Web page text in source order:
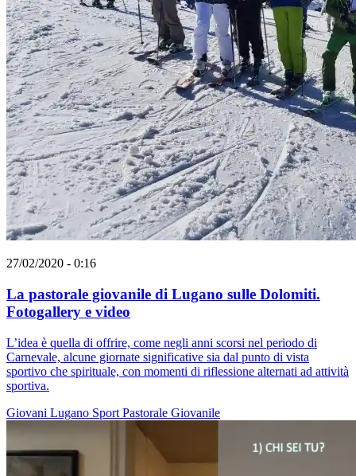
27/02/2020 - 0:16
La pastorale giovanile di Lugano sulle Dolomiti.
Fotogallery e video
L’idea è quella di offrire, come negli anni scorsi nel periodo di
Carnevale, alcune giornate significative sia dal punto di vista
sportivo che spirituale, con momenti di riflessione alternati ad attività
sportiva.
Giovani Lugano Sport Pastorale Giovanile